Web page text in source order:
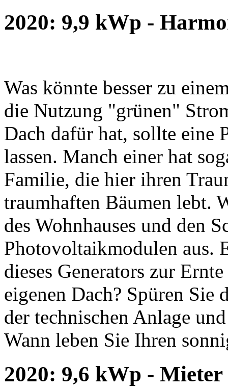
2020: 9,9 kWp -
Was könnte besser zu
die Nutzung "grünen"
Dach dafür hat, sollte eine
lassen. Manch einer hat
Familie, die hier ihren
traumhaften Bäumen lebt.
des Wohnhauses und den
Photovoltaikmodulen aus.
dieses Generators zur
eigenen Dach? Spüren Sie
der technischen Anlage
Wann leben Sie Ihren
2020: 9,6 kWp - Mieter